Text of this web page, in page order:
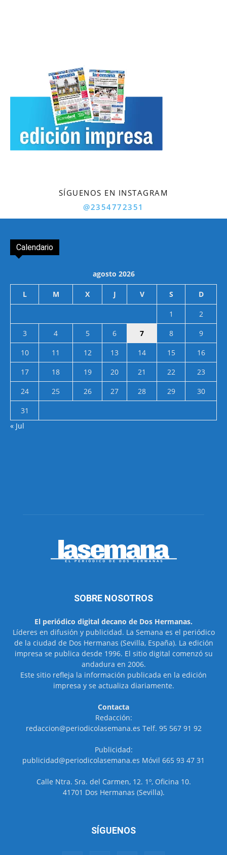
SÍGUENOS EN INSTAGRAM
@2354772351
Calendario
agosto 2026
L M X J V S D
1
2
3
4 5 6 7 8
9
10
11 12 13 14 15
16
17
18 19 20 21 22
23
24
25 26 27 28 29
30
31
« Jul
SOBRE NOSOTROS
El periódico digital decano de Dos Hermanas.
Líderes en difusión y publicidad. La Semana es el periódico
de la ciudad de Dos Hermanas (Sevilla, España). La edición
impresa se publica desde 1996. El sitio digital comenzó su
andadura en 2006.
Este sitio refleja la información publicada en la edición
impresa y se actualiza diariamente.
Contacta
Redacción:
redaccion@periodicolasemana.es Telf. 95 567 91 92
Publicidad:
publicidad@periodicolasemana.es Móvil 665 93 47 31
Calle Ntra. Sra. del Carmen, 12. 1º, Oficina 10.
41701 Dos Hermanas (Sevilla).
SÍGUENOS